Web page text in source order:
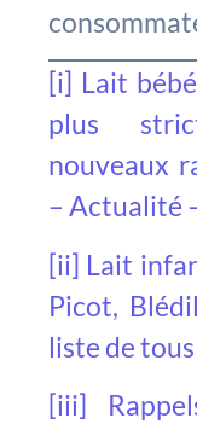
[i] Lait
plus
nouveaux
– Actualité
[ii] Lait
Picot,
liste de
[iii]